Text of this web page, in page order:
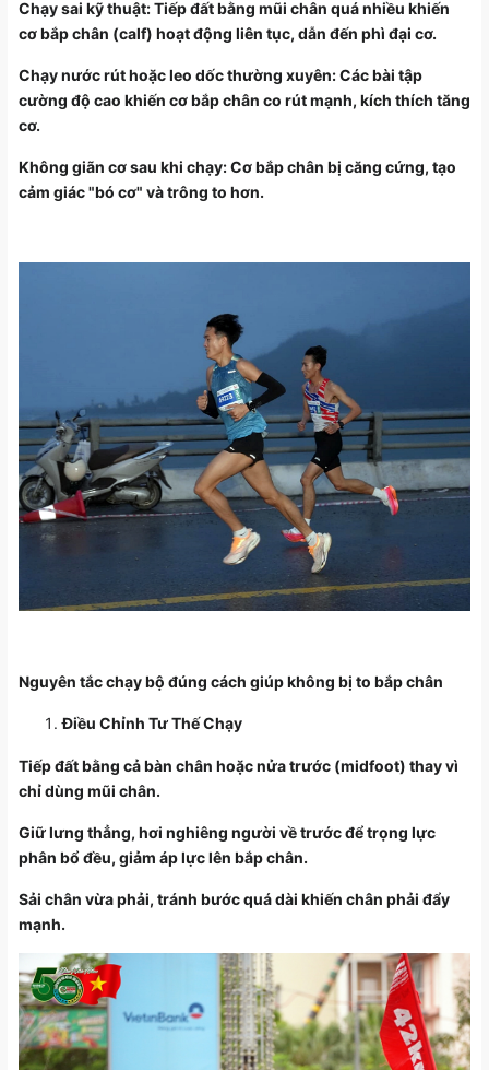
Chạy sai kỹ thuật: Tiếp đất bằng mũi chân quá nhiều khiến
cơ bắp chân (calf) hoạt động liên tục, dẫn đến phì đại cơ.
Chạy nước rút hoặc leo dốc thường xuyên: Các bài tập
cường độ cao khiến cơ bắp chân co rút mạnh, kích thích tăng
cơ.
Không giãn cơ sau khi chạy: Cơ bắp chân bị căng cứng, tạo
cảm giác "bó cơ" và trông to hơn.
Nguyên tắc chạy bộ đúng cách giúp không bị to bắp chân
Điều Chỉnh Tư Thế Chạy
Tiếp đất bằng cả bàn chân hoặc nửa trước (midfoot) thay vì
chỉ dùng mũi chân.
Giữ lưng thẳng, hơi nghiêng người về trước để trọng lực
phân bổ đều, giảm áp lực lên bắp chân.
Sải chân vừa phải, tránh bước quá dài khiến chân phải đẩy
mạnh.